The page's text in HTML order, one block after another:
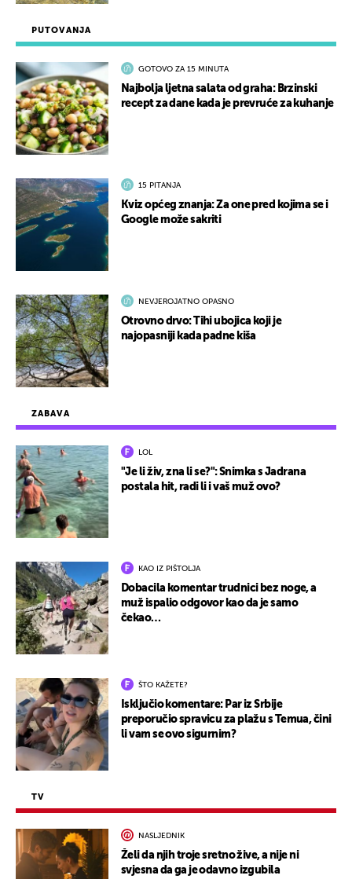
ZABAVA
LOL
"Je li živ, zna li se?": Snimka s Jadrana
postala hit, radi li i vaš muž ovo?
KAO IZ PIŠTOLJA
Dobacila komentar trudnici bez noge, a
muž ispalio odgovor kao da je samo
čekao…
ŠTO KAŽETE?
Isključio komentare: Par iz Srbije
preporučio spravicu za plažu s Temua, čini
li vam se ovo sigurnim?
TV
NASLJEDNIK
Želi da njih troje sretno žive, a nije ni
svjesna da ga je odavno izgubila
PUTOVANJA
GOTOVO ZA 15 MINUTA
Najbolja ljetna salata od graha: Brzinski
recept za dane kada je prevruće za kuhanje
15 PITANJA
Kviz općeg znanja: Za one pred kojima se i
Google može sakriti
NEVJEROJATNO OPASNO
Otrovno drvo: Tihi ubojica koji je
najopasniji kada padne kiša